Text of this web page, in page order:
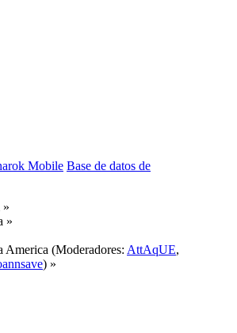
Mobile Base de datos de
»
»
America (Moderadores: AttAqUE,
) »